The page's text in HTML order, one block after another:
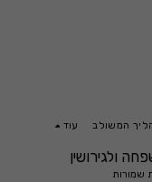
ולגירושין
המשולב עוד